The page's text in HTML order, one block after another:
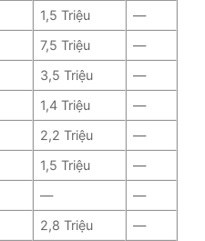
1,5 Triệu
—
7,5 Triệu
—
3,5 Triệu
—
1,4 Triệu
—
2,2 Triệu
—
1,5 Triệu
—
—
—
2,8 Triệu
—